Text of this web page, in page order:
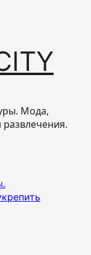
Мода,
развлечения.